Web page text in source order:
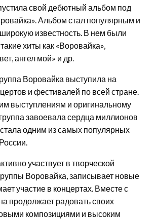
свой дебютный альбом под
Альбом стал популярным и
известность. В нем были
хиты как «Воровайка»,
ангел мой» и др.
Воровайка выступила на
и фестивалей по всей стране.
выступлениям и оригинальному
завоевала сердца миллионов
одним из самых популярных
участвует в творческой
Воровайка, записывает новые
участие в концертах. Вместе с
продолжает радовать своих
композициями и высоким